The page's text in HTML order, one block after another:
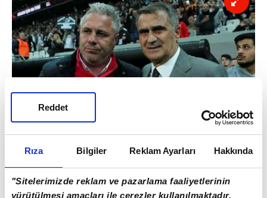
Rıza Bilgiler Reklam Ayarları Hakkında
"Sitelerimizde reklam ve pazarlama faaliyetlerinin
yürütülmesi amaçları ile çerezler kullanılmaktadır.
Reddet
Hareketin anlamını karşılaşmadan sonra
öğrendiğini savunan Sumudica, şu ifadelere